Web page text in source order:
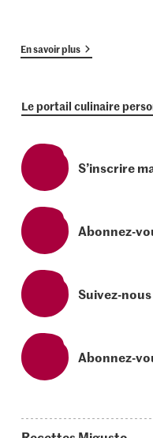
En savoir plus
Le portail culinaire
S’inscrire
Abonnez-
Suivez-
Abonnez-